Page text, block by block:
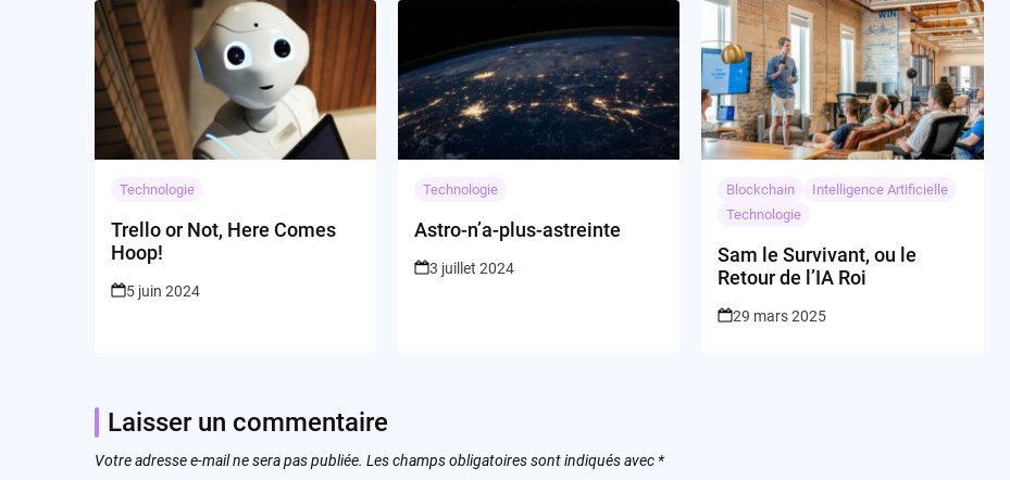
Technologie
Trello or Not, Here Comes
Hoop!
5 juin 2024
Technologie
Astro-n’a-plus-astreinte
3 juillet 2024
Blockchain
Intelligence Artificielle
Technologie
Sam le Survivant, ou le
Retour de l’IA Roi
29 mars 2025
Laisser un commentaire
Votre adresse e-mail ne sera pas publiée. Les champs obligatoires sont indiqués avec *